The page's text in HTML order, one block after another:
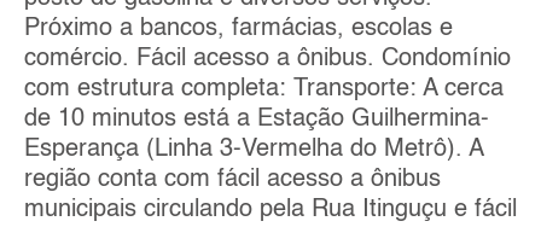
Próximo a bancos, farmácias, escolas e
comércio. Fácil acesso a ônibus. Condomínio
com estrutura completa: Transporte: A cerca
de 10 minutos está a Estação Guilhermina-
Esperança (Linha 3-Vermelha do Metrô). A
região conta com fácil acesso a ônibus
municipais circulando pela Rua Itinguçu e fácil